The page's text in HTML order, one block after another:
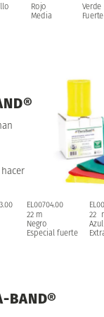
hacer
EL00704.00
22 m
Negro
Especial fuerte
22
Azul
BAND®
Rojo
Media
Verde
Fuerte